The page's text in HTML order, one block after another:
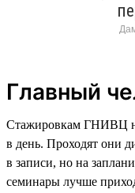
Главный
Стажировкам ГНИВЦ
в день. Проходят они
в записи, но на
семинары лучше